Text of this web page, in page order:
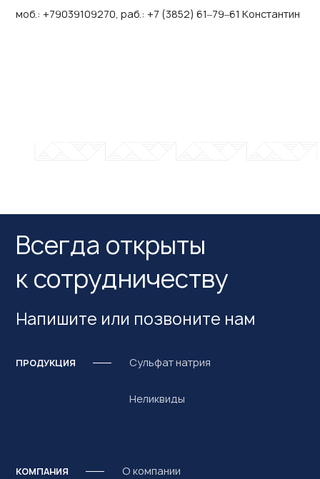
моб.: +79039109270, раб.: +7 (3852) 61‒79‒61 Константин
Всегда открыты
к сотрудничеству
Напишите или позвоните нам
ПРОДУКЦИЯ Сульфат натрия
Неликвиды
КОМПАНИЯ О компании